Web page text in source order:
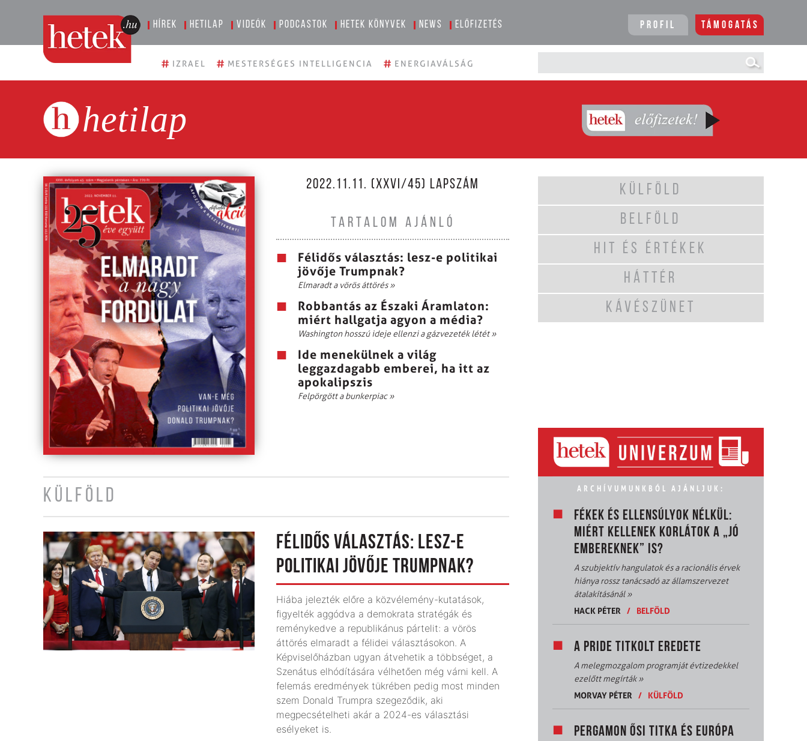
Hírek Hetilap Videók Podcastok Hetek könyvek News Előfizetés Profil Támogatás
# IZRAEL # MESTERSÉGES INTELLIGENCIA # ENERGIAVÁLSÁG
hetilap
2022.11.11. (XXVI/45) LAPSZÁM
TARTALOM AJÁNLÓ
Félidős választás: lesz-e politikai
jövője Trumpnak?
Elmaradt a vörös áttörés»
Robbantás az Északi Áramlaton:
miért hallgatja agyon a média?
Washington hosszú ideje ellenzi a gázvezeték létét»
Ide menekülnek a világ
leggazdagabb emberei, ha itt az
apokalipszis
Felpörgött a bunkerpiac»
KÜLFÖLD
FÉLIDŐS VÁLASZTÁS: LESZ-E
POLITIKAI JÖVŐJE TRUMPNAK?
Hiába jelezték előre a közvélemény-kutatások,
figyelték aggódva a demokrata stratégák és
reménykedve a republikánus pártelit: a vörös
áttörés elmaradt a félidei választásokon. A
Képviselőházban ugyan átvehetik a többséget, a
Szenátus elhódítására vélhetően még várni kell. A
felemás eredmények tükrében pedig most minden
szem Donald Trumpra szegeződik, aki
megpecsételheti akár a 2024-es választási
esélyeket is.
KÜLFÖLD
BELFÖLD
HIT ÉS ÉRTÉKEK
HÁTTÉR
KÁVÉSZÜNET
ARCHÍVUMUNKBÓL AJÁNLJUK:
FÉKEK ÉS ELLENSÚLYOK NÉLKÜL:
MIÉRT KELLENEK KORLÁTOK A „JÓ
EMBEREKNEK” IS?
A szubjektív hangulatok és a racionális érvek
hiánya rossz tanácsadó az államszervezet
átalakításánál»
HACK PÉTER
/ BELFÖLD
A PRIDE TITKOLT EREDETE
A melegmozgalom programját évtizedekkel
ezelőtt megírták»
MORVAY PÉTER
/ KÜLFÖLD
PERGAMON ŐSI TITKA ÉS EURÓPA